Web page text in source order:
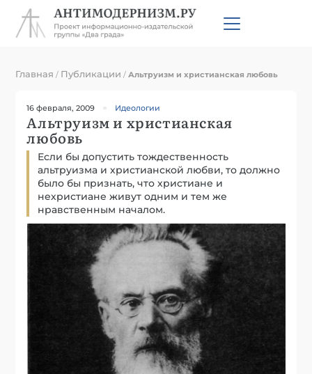
Главная / Публикации /Альтруизм и христианская любовь
16 февраля, 2009 Идеологии
Альтруизм и христианская
любовь
Если бы допустить тождественность
альтруизма и христианской любви, то должно
было бы признать, что христиане и
нехристиане живут одним и тем же
нравственным началом.